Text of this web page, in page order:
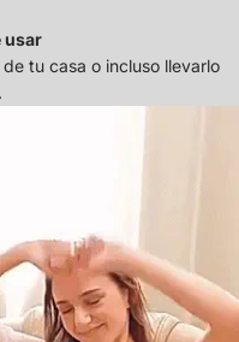
usar
tu casa o incluso llevarlo